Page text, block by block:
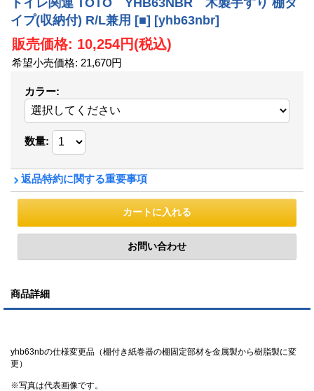
トイレ関連 TOTO YHB63NBR 木製手すり 棚タ
イプ(収納付) R/L兼用 [■] [yhb63nbr]
販売価格: 10,254円(税込)
希望小売価格: 21,670円
カラー:
数量:
返品特約に関する重要事項
商品詳細
yhb63nbの仕様変更品（棚付き紙巻器の棚固定部材を金属製から樹脂製に変
更）
※写真は代表画像です。